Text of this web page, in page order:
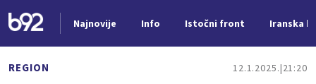
Najnovije Info Istočni front Iranska
REGION 12.1.2025. 21:20